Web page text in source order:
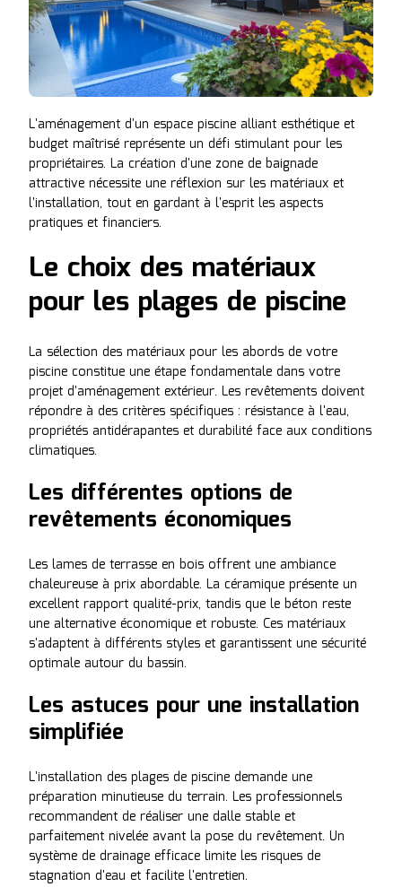
L'aménagement d'un espace piscine alliant esthétique et
budget maîtrisé représente un défi stimulant pour les
propriétaires. La création d'une zone de baignade
attractive nécessite une réflexion sur les matériaux et
l'installation, tout en gardant à l'esprit les aspects
pratiques et financiers.
Le choix des matériaux
pour les plages de piscine
La sélection des matériaux pour les abords de votre
piscine constitue une étape fondamentale dans votre
projet d'aménagement extérieur. Les revêtements doivent
répondre à des critères spécifiques : résistance à l'eau,
propriétés antidérapantes et durabilité face aux conditions
climatiques.
Les différentes options de
revêtements économiques
Les lames de terrasse en bois offrent une ambiance
chaleureuse à prix abordable. La céramique présente un
excellent rapport qualité-prix, tandis que le béton reste
une alternative économique et robuste. Ces matériaux
s'adaptent à différents styles et garantissent une sécurité
optimale autour du bassin.
Les astuces pour une installation
simplifiée
L'installation des plages de piscine demande une
préparation minutieuse du terrain. Les professionnels
recommandent de réaliser une dalle stable et
parfaitement nivelée avant la pose du revêtement. Un
système de drainage efficace limite les risques de
stagnation d'eau et facilite l'entretien.